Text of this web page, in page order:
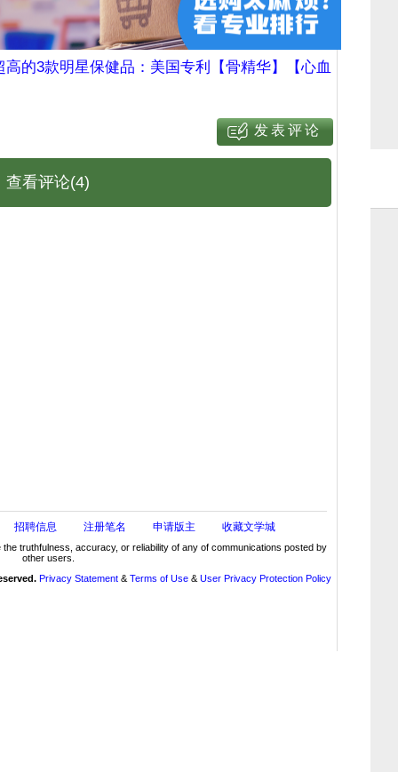
的3款明星保健品：美国专利【骨精华】【心血
查看评论(4)
招聘信息 注册笔名 申请版主 收藏文学城
truthfulness, accuracy, or reliability of any of communications posted by
other users.
Privacy Statement & Terms of Use & User Privacy Protection Policy